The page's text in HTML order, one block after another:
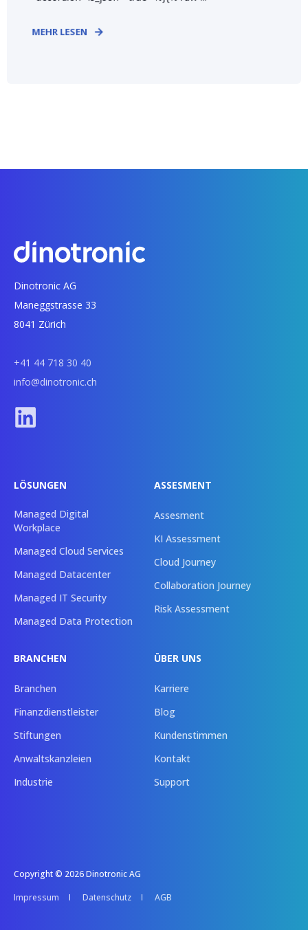
MEHR LESEN
Dinotronic AG
Maneggstrasse 33
8041 Zürich
+41 44 718 30 40
info@dinotronic.ch
LÖSUNGEN
Managed Digital
Workplace
Managed Cloud Services
Managed Datacenter
Managed IT Security
Managed Data Protection
ASSESMENT
Assesment
KI Assessment
Cloud Journey
Collaboration Journey
Risk Assessment
BRANCHEN
Branchen
Finanzdienstleister
Stiftungen
Anwaltskanzleien
Industrie
ÜBER UNS
Karriere
Blog
Kundenstimmen
Kontakt
Support
Copyright © 2026 Dinotronic AG
Impressum
Datenschutz AGB